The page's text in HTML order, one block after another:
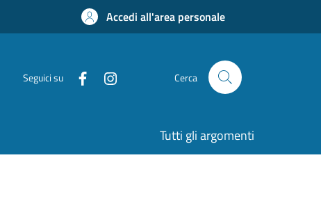
Accedi all'area personale
Seguici su Cerca
Tutti gli argomenti